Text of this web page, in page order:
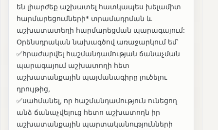
են լիարժեք աշխատել հատկապես խելամիտ
հարմարեցումների* տրամադրման և
աշխատատեղի հարմարեցման պարագայում:
Օրենսդրական նախագծով առաջարկում եմ՝
✅հրաժարվել հաշմանդամության ճանաչման
պարագայում աշխատողի հետ
աշխատանքային պայմանագիրը լուծելու
դրույթից,
✅սահմանել, որ հաշմանդամություն ունեցող
անձ ճանաչվելուց հետո աշխատողն իր
աշխատանքային պարտականությունների